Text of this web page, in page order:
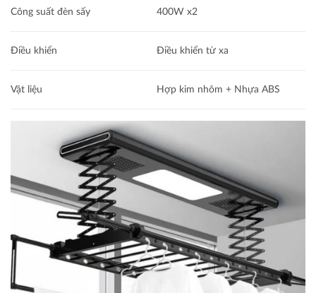
Công suất đèn sấy 400W x2
Điều khiển Điều khiển từ xa
Vật liệu Hợp kim nhôm + Nhựa ABS